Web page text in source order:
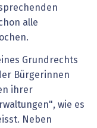
alle
Grundrechts
Bürgerinnen
ihrer
wie es
Neben